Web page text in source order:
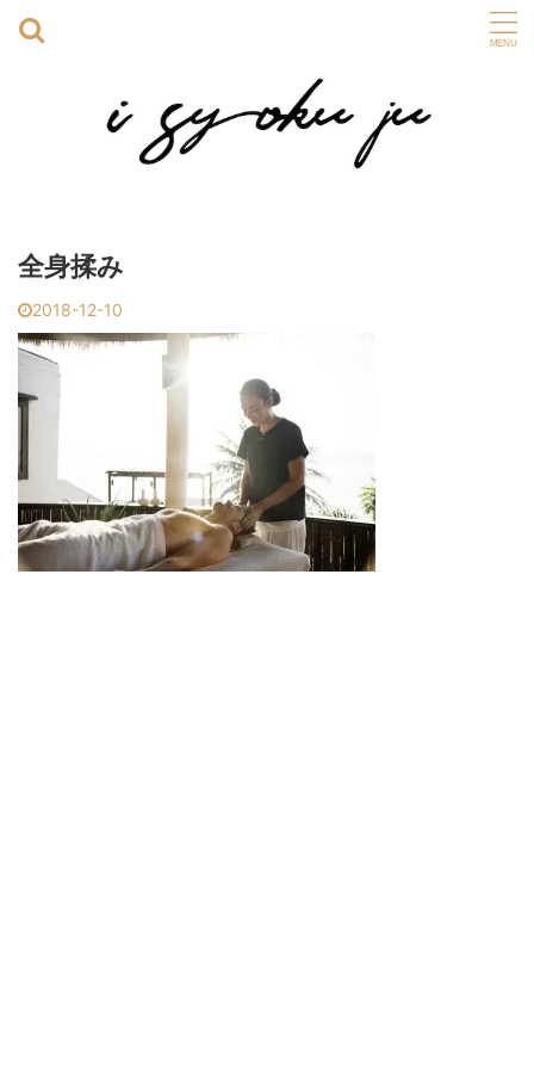
全身揉み
2018-12-10